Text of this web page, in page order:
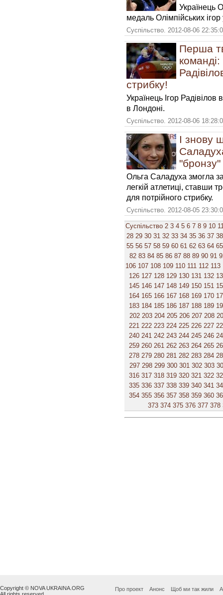
Українець
медаль Олімпійських
Суспільство. 2012-08-06
Перша
стрибку!
Українець Ігор
в Лондоні.
Суспільство. 2012-08-06
І знову
"бронзу"
Ольга Саладуха змогла
легкій атлетиці, ставши
для потрійного стрибку.
Суспільство. 2012-08-05
Суспільство 2 3 4 5 6 7 8 9 10
28 29 30 31 32 33 34 35 36 37 38
55 56 57 58 59 60 61 62 63 64 65
82 83 84 85 86 87 88 89 90 91
106 107 108 109 110 111 112 113
126 127 128 129 130 131 132
145 146 147 148 149 150 151
164 165 166 167 168 169 170
183 184 185 186 187 188 189
202 203 204 205 206 207 208
221 222 223 224 225 226 227
240 241 242 243 244 245 246
259 260 261 262 263 264 265
278 279 280 281 282 283 284
297 298 299 300 301 302 303
316 317 318 319 320 321 322
335 336 337 338 339 340 341
354 355 356 357 358 359 360
373 374 375 376 377 378
Copyright © NOVA UKRAINA.ORG
Про проект Анонс Щоб ми так жили